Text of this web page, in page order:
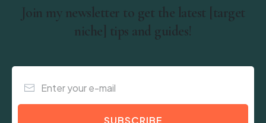
Join my newsletter to get the latest [target
niche] tips and guides!